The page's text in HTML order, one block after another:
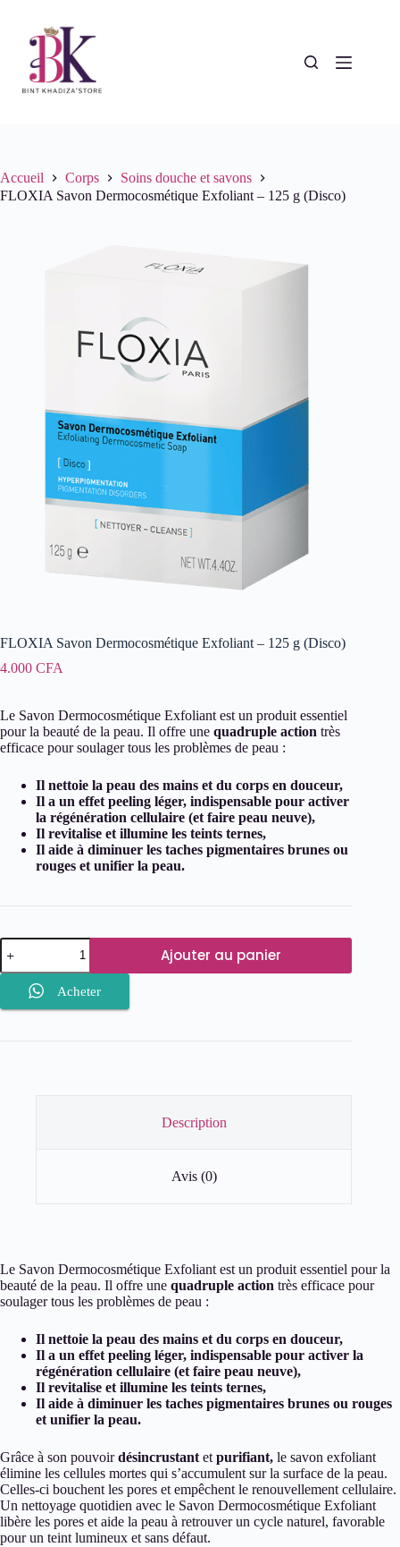
contenu
Accueil Corps
Soins douche et savons
FLOXIA Savon Dermocosmétique Exfoliant – 125 g (Disco)
FLOXIA Savon Dermocosmétique Exfoliant – 125 g (Disco)
4.000 CFA
Le Savon Dermocosmétique Exfoliant est un produit essentiel
pour la beauté de la peau. Il offre une quadruple action très
efficace pour soulager tous les problèmes de peau :
Il nettoie la peau des mains et du corps en douceur,
Il a un effet peeling léger, indispensable pour activer
la régénération cellulaire (et faire peau neuve),
Il revitalise et illumine les teints ternes,
Il aide à diminuer les taches pigmentaires brunes ou
rouges et unifier la peau.
quantité
de
FLOXIA
Savon
Dermocosmétique
Ajouter au panier
Acheter
Description
Avis (0)
Le Savon Dermocosmétique Exfoliant est un produit essentiel pour la
beauté de la peau. Il offre une quadruple action très efficace pour
soulager tous les problèmes de peau :
Il nettoie la peau des mains et du corps en douceur,
Il a un effet peeling léger, indispensable pour activer la
régénération cellulaire (et faire peau neuve),
Il revitalise et illumine les teints ternes,
Il aide à diminuer les taches pigmentaires brunes ou rouges
et unifier la peau.
Grâce à son pouvoirdésincrustant et purifiant, le savon exfoliant
élimine les cellules mortes qui s’accumulent sur la surface de la peau.
Celles-ci bouchent les pores et empêchent le renouvellement cellulaire.
Un nettoyage quotidien avec le Savon Dermocosmétique Exfoliant
libère les pores et aide la peau à retrouver un cycle naturel, favorable
pour un teint lumineux et sans défaut.